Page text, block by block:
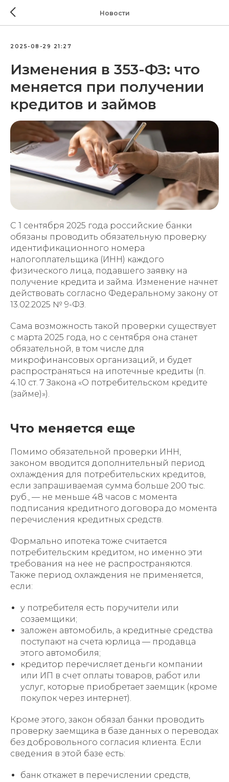
Новости
2025-08-29 21:27
Изменения в 353-ФЗ: что
меняется при получении
кредитов и займов
С 1 сентября 2025 года российские банки
обязаны проводить обязательную проверку
идентификационного номера
налогоплательщика (ИНН) каждого
физического лица, подавшего заявку на
получение кредита и займа. Изменение начнет
действовать согласно Федеральному закону от
13.02.2025 № 9-ФЗ.
Сама возможность такой проверки существует
с марта 2025 года, но с сентября она станет
обязательной, в том числе для
микрофинансовых организаций, и будет
распространяться на ипотечные кредиты (п.
4.10 ст. 7 Закона «О потребительском кредите
(займе)»).
Что меняется еще
Помимо обязательной проверки ИНН,
законом вводится дополнительный период
охлаждения для потребительских кредитов,
если запрашиваемая сумма больше 200 тыс.
руб., — не меньше 48 часов с момента
подписания кредитного договора до момента
перечисления кредитных средств.
Формально ипотека тоже считается
потребительским кредитом, но именно эти
требования на нее не распространяются.
Также период охлаждения не применяется,
если:
у потребителя есть поручители или
созаемщики;
заложен автомобиль, а кредитные средства
поступают на счета юрлица — продавца
этого автомобиля;
кредитор перечисляет деньги компании
или ИП в счет оплаты товаров, работ или
услуг, которые приобретает заемщик (кроме
покупок через интернет).
Кроме этого, закон обязал банки проводить
проверку заемщика в базе данных о переводах
без добровольного согласия клиента. Если
сведения в этой базе есть:
банк откажет в перечислении средств,